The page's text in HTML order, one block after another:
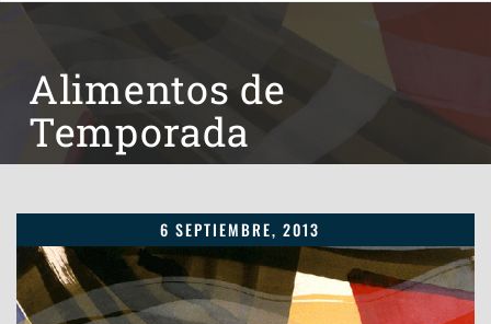
Alimentos de
Temporada
6 SEPTIEMBRE, 2013